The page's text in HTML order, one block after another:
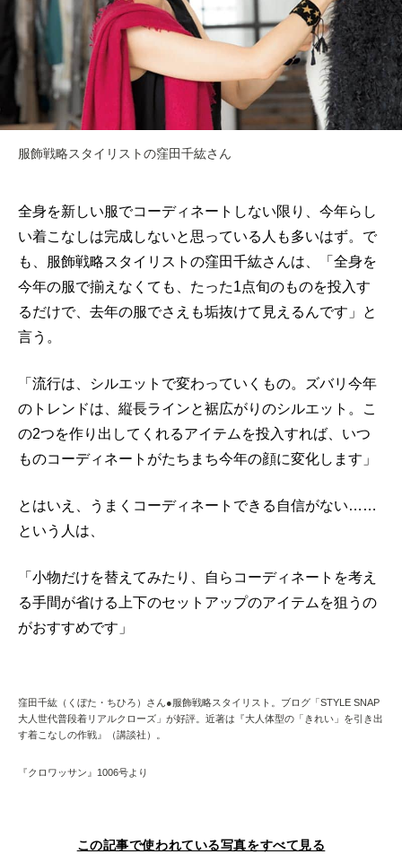
服飾戦略スタイリストの窪田千紘さん
全身を新しい服でコーディネートしない限り、今年らし
い着こなしは完成しないと思っている人も多いはず。で
も、服飾戦略スタイリストの窪田千紘さんは、「全身を
今年の服で揃えなくても、たった1点旬のものを投入す
るだけで、去年の服でさえも垢抜けて見えるんです」と
言う。
「流行は、シルエットで変わっていくもの。ズバリ今年
のトレンドは、縦長ラインと裾広がりのシルエット。こ
の2つを作り出してくれるアイテムを投入すれば、いつ
ものコーディネートがたちまち今年の顔に変化します」
とはいえ、うまくコーディネートできる自信がない……
という人は、
「小物だけを替えてみたり、自らコーディネートを考え
る手間が省ける上下のセットアップのアイテムを狙うの
がおすすめです」
窪田千紘（くぼた・ちひろ）さん●服飾戦略スタイリスト。ブログ「STYLE SNAP
大人世代普段着リアルクローズ」が好評。近著は『大人体型の「きれい」を引き出
す着こなしの作戦』（講談社）。
『クロワッサン』1006号より
この記事で使われている写真をすべて見る